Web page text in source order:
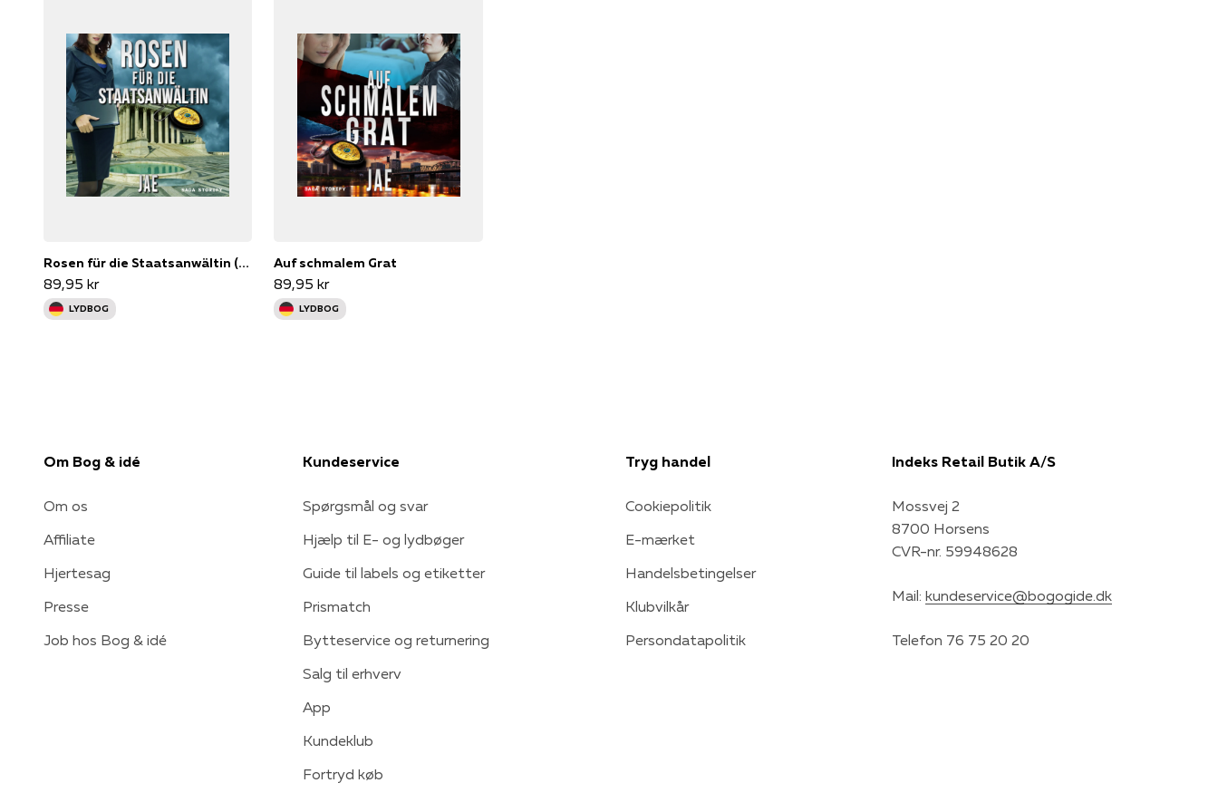
Rosen für die Staatsanwältin (Portland-Serie, Band 2)
89,95 kr
LYDBOG
Auf schmalem Grat
89,95 kr
LYDBOG
Om Bog & idé
Om os
Affiliate
Hjertesag
Presse
Job hos Bog & idé
Kundeservice
Spørgsmål og svar
Hjælp til E- og lydbøger
Guide til labels og etiketter
Prismatch
Bytteservice og returnering
Salg til erhverv
App
Kundeklub
Fortryd køb
Tryg handel
Cookiepolitik
E-mærket
Handelsbetingelser
Klubvilkår
Persondatapolitik
Indeks Retail Butik A/S
Mossvej 2
8700 Horsens
CVR-nr. 59948628
Mail: kundeservice@bogogide.dk
Telefon 76 75 20 20